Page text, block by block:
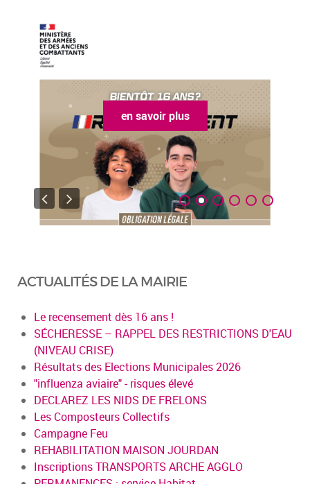
en savoir plus
ACTUALITÉS DE LA MAIRIE
Le recensement dès 16 ans !
SÉCHERESSE – RAPPEL DES RESTRICTIONS D'EAU
(NIVEAU CRISE)
Résultats des Elections Municipales 2026
"influenza aviaire" - risques élevé
DECLAREZ LES NIDS DE FRELONS
Les Composteurs Collectifs
Campagne Feu
REHABILITATION MAISON JOURDAN
Inscriptions TRANSPORTS ARCHE AGGLO